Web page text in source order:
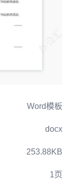
Word模板
docx
253.88KB
1页